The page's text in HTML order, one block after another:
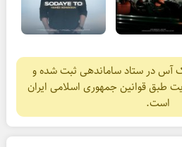
آس در ستاد ساماندهی ثبت شده و
طبق قوانین جمهوری اسلامی ایران
است.